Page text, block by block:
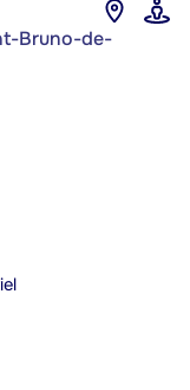
Bruno-de-